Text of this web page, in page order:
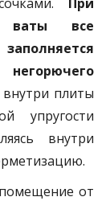
ваты все
плиты
упругости
внутри
от